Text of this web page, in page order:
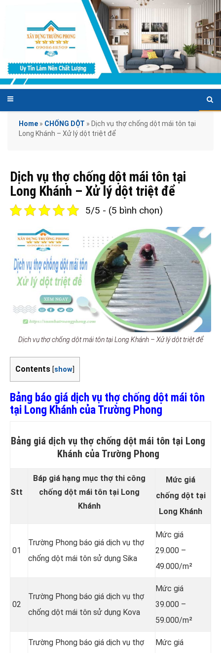
Home » CHỐNG DỘT » Dịch vụ thợ chống dột mái tôn tại
Long Khánh – Xử lý dột triệt để
Dịch vụ thợ chống dột mái tôn tại
Long Khánh – Xử lý dột triệt để
5/5 - (5 bình chọn)
Dịch vụ thợ chống dột mái tôn tại Long Khánh – Xử lý dột triệt để
Contents [show]
Bảng báo giá dịch vụ thợ chống dột mái tôn
tại Long Khánh của Trường Phong
Bảng giá dịch vụ thợ chống dột mái tôn tại Long
Khánh của Trường Phong
Stt
Báp giá hạng mục thợ thi công
chống dột mái tôn tại Long
Khánh
Mức giá
chống dột tại
Long Khánh
01
Trường Phong báo giá dịch vụ thợ
chống dột mái tôn sử dụng Sika
Mức giá
29.000 –
49.000/m²
02
Trường Phong báo giá dịch vụ thợ
chống dột mái tôn sử dụng Kova
Mức giá
39.000 –
59.000/m²
Trường Phong báo giá dịch vụ thợ
Mức giá